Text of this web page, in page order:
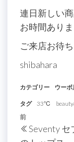
連日新しい
お時間あり
ご来店お待
shibahara
カテゴリー ウーボ
タグ 33℃
投
稿
過
去
前
Seventy セ